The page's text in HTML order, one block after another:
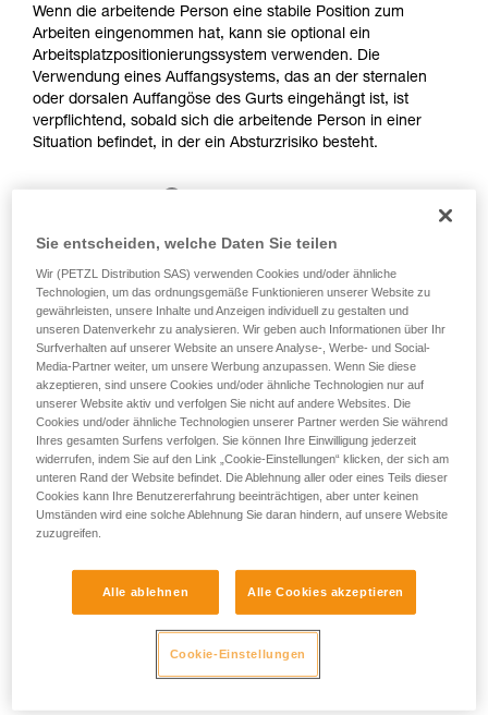
Training voraus. Prüfen Sie zusammen mit
einem Profi, ob Sie in der Lage sind, den
Vorgang alleine sicher zu wiederholen, bevor
Sie ihn eigenständig durchführen.
Wir geben Beispiele für die mit Ihrer Aktivität
verbundenen Techniken. Möglicherweise gibt es
noch andere Techniken, die hier nicht
Wenn die arbeitende Person eine stabile Position zum
Arbeiten eingenommen hat, kann sie optional ein
Arbeitsplatzpositionierungssystem verwenden. Die
Verwendung eines Auffangsystems, das an der sternalen
oder dorsalen Auffangöse des Gurts eingehängt ist, ist
verpflichtend, sobald sich die arbeitende Person in einer
Situation befindet, in der ein Absturzrisiko besteht.
Wenn sich die arbeitende Person nicht in einer stabilen
Sie entscheiden, welche Daten Sie teilen
Wir (PETZL Distribution SAS) verwenden Cookies und/oder ähnliche
Technologien, um das ordnungsgemäße Funktionieren unserer Website zu
gewährleisten, unsere Inhalte und Anzeigen individuell zu gestalten und
unseren Datenverkehr zu analysieren. Wir geben auch Informationen über Ihr
Surfverhalten auf unserer Website an unsere Analyse-, Werbe- und Social-
Media-Partner weiter, um unsere Werbung anzupassen. Wenn Sie diese
akzeptieren, sind unsere Cookies und/oder ähnliche Technologien nur auf
unserer Website aktiv und verfolgen Sie nicht auf andere Websites. Die
Cookies und/oder ähnliche Technologien unserer Partner werden Sie während
Ihres gesamten Surfens verfolgen. Sie können Ihre Einwilligung jederzeit
widerrufen, indem Sie auf den Link „Cookie-Einstellungen“ klicken, der sich am
unteren Rand der Website befindet. Die Ablehnung aller oder eines Teils dieser
Cookies kann Ihre Benutzererfahrung beeinträchtigen, aber unter keinen
Umständen wird eine solche Ablehnung Sie daran hindern, auf unsere Website
zuzugreifen.
Alle ablehnen Alle Cookies akzeptieren
Cookie-Einstellungen